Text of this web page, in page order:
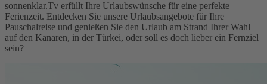
sonnenklar.Tv erfüllt Ihre Urlaubswünsche für eine perfekte
Ferienzeit. Entdecken Sie unsere Urlaubsangebote für Ihre
Pauschalreise und genießen Sie den Urlaub am Strand Ihrer Wahl
auf den Kanaren, in der Türkei, oder soll es doch lieber ein Fernziel
sein?